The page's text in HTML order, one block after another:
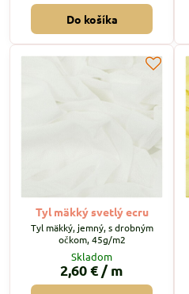
Do košíka
Tyl mäkký svetlý ecru
Tyl mäkký, jemný, s drobným
očkom, 45g/m2
Skladom
2,60 € / m